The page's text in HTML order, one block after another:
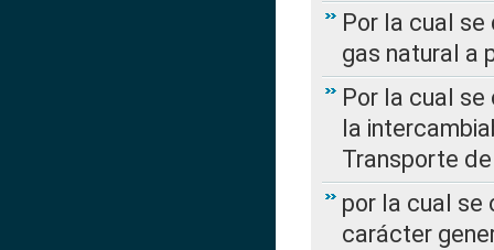
Por la cual
gas natural a
Por la cual
la
Transporte
por la cual se
carácter